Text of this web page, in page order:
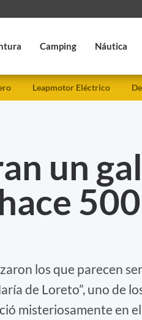
Camping Náutica
Leapmotor Eléctrico
un
los que parecen
de Loreto”, uno de
misteriosamente en